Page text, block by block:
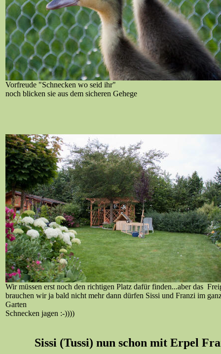
Vorfreude "Schnecken wo seid ihr"
noch blicken sie aus dem sicheren Gehege
Wir müssen erst noch den richtigen Platz dafür finden...aber das
brauchen wir ja bald nicht mehr dann dürfen Sissi und Franzi im
Garten
Schnecken jagen :-))))
Sissi (Tussi) nun schon mit Erpel